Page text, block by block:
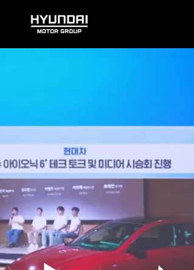
HYUNDAI
MOTOR